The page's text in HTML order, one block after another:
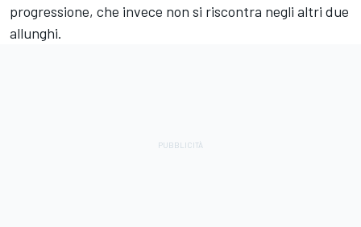
progressione, che invece non si riscontra negli altri due
allunghi.